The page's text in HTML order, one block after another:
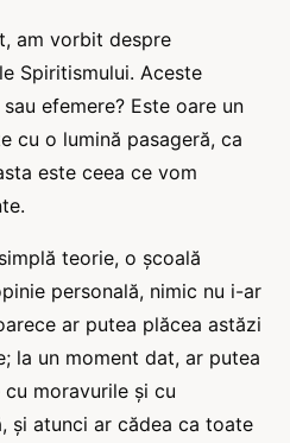
am vorbit despre
Spiritismului. Aceste
efemere? Este oare un
cu o lumină pasageră, ca
este ceea ce vom
teorie, o școală
personală, nimic nu i-ar
ar putea plăcea astăzi
la un moment dat, ar putea
moravurile și cu
și atunci ar cădea ca toate